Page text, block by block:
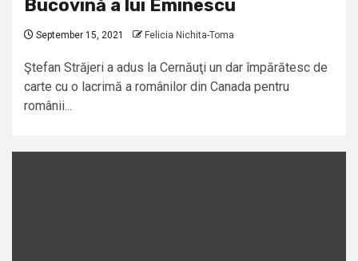
Bucovină a lui Eminescu
September 15, 2021 Felicia Nichita-Toma
Ştefan Străjeri a adus la Cernăuţi un dar împărătesc de
carte cu o lacrimă a românilor din Canada pentru
românii...